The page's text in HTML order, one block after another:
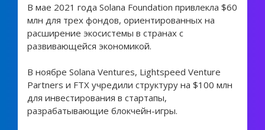
В мае 2021 года Solana Foundation привлекла $60
млн для трех фондов, ориентированных на
расширение экосистемы в странах с
развивающейся экономикой.
В ноябре Solana Ventures, Lightspeed Venture
Partners и FTX учредили структуру на $100 млн
для инвестирования в стартапы,
разрабатывающие блокчейн-игры.